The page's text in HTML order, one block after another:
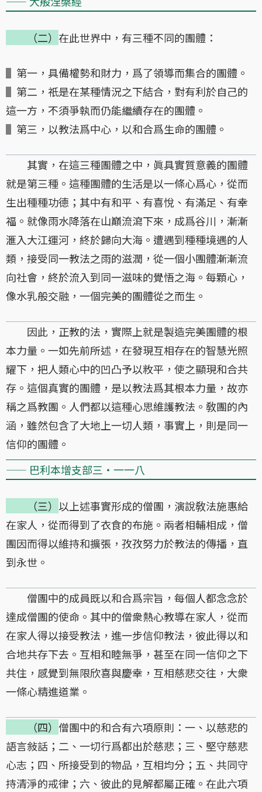
（二） 在此世界中，有三種不同的團體：
▌ 第一，具備權勢和財力，爲了領導而集合的團體。
▌ 第二，祇是在某種情況之下結合，對有利於自己的
這一方，不須爭執而仍能繼續存在的團體。
▌ 第三，以教法爲中心，以和合爲生命的團體。
其實，在這三種團體之中，眞具實質意義的團體
就是第三種。這種團體的生活是以一條心爲心，從而
生出種種功德；其中有和平、有喜悅、有滿足、有幸
福。就像雨水降落在山巔流瀉下來，成爲谷川，漸漸
滙入大江運河，終於歸向大海。遭遇到種種境遇的人
類，接受同一教法之雨的滋潤，從一個小團體漸漸流
向社會，終於流入到同一滋味的覺悟之海。每顆心，
像水乳般交融，一個完美的團體從之而生。
因此，正教的法，實際上就是製造完美團體的根
本力量。一如先前所述，在發現互相存在的智慧光照
耀下，把人類心中的凹凸予以敉平，使之顯現和合共
存。這個真實的團體，是以教法爲其根本力量，故亦
稱之爲教團。人們都以這種心思維護教法。敎團的內
涵，雖然包含了大地上一切人類，事實上，則是同一
信仰的團體。
—— 巴利本增支部三・一一八
（三） 以上述事實形成的僧團，演說敎法施惠給
在家人，從而得到了衣食的布施。兩者相輔相成，僧
團因而得以維持和擴張，孜孜努力於教法的傳播，直
到永世。
僧團中的成員既以和合爲宗旨，每個人都念念於
達成僧團的使命。其中的僧衆熱心教導在家人，從而
在家人得以接受教法，進一步信仰教法，彼此得以和
合地共存下去。互相和睦無爭，甚至在同一信仰之下
共住，感覺到無限欣喜與慶幸，互相慈悲交往，大衆
一條心精進道業。
（四） 僧團中的和合有六項原則：一、以慈悲的
語言敍話；二、一切行爲都出於慈悲；三、堅守慈悲
心志；四、所接受到的物品，互相均分；五、共同守
持清淨的戒律；六、彼此的見解都屬正確。在此六項